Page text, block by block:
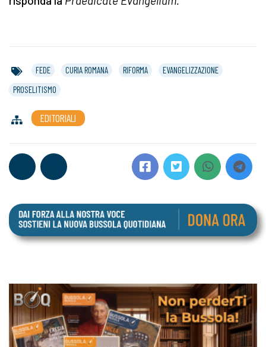
FEDE CURIA ROMANA RIFORMA
EVANGELIZZAZIONE
PROSELITISMO
EDITORIALI